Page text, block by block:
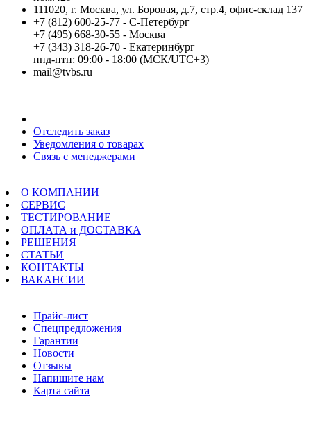
111020, г. Москва, ул. Боровая, д.7, стр.4, офис-склад 137
+7 (812) 600-25-77 - С-Петербург
+7 (495) 668-30-55 - Москва
+7 (343) 318-26-70 - Екатеринбург
пнд-птн: 09:00 - 18:00 (МСК/UTC+3)
mail@tvbs.ru
Отследить заказ
Уведомления о товарах
Связь с менеджерами
О КОМПАНИИ
СЕРВИС
ТЕСТИРОВАНИЕ
ОПЛАТА и ДОСТАВКА
РЕШЕНИЯ
СТАТЬИ
КОНТАКТЫ
ВАКАНСИИ
Прайс-лист
Спецпредложения
Гарантии
Новости
Отзывы
Напишите нам
Карта сайта